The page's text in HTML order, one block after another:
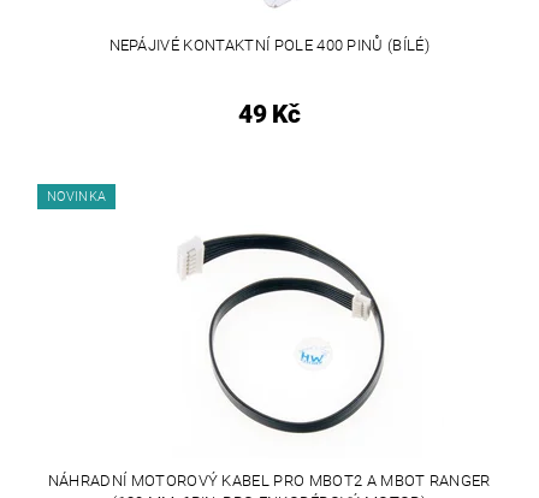
NEPÁJIVÉ KONTAKTNÍ POLE 400 PINŮ (BÍLÉ)
49 Kč
NOVINKA
NÁHRADNÍ MOTOROVÝ KABEL PRO MBOT2 A MBOT RANGER